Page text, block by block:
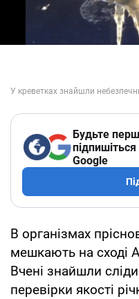
Будьте
Google
В організмах
мешкають на сході
Вчені знайшли
перевірки якості